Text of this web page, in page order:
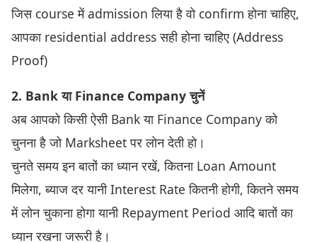
जिस course में admission लिया है वो confirm होना चाहिए,
आपका residential address सही होना चाहिए (Address
Proof)
2. Bank या Finance Company चुनें
अब आपको किसी ऐसी Bank या Finance Company को
चुनना है जो Marksheet पर लोन देती हो।
चुनते समय इन बातों का ध्यान रखें, कितना Loan Amount
मिलेगा, ब्याज दर यानी Interest Rate कितनी होगी, कितने समय
में लोन चुकाना होगा यानी Repayment Period आदि बातों का
ध्यान रखना जरूरी है।